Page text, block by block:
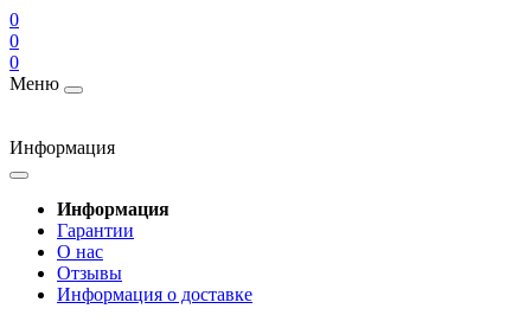
0
0
0
Меню
Информация
Информация
Гарантии
О нас
Отзывы
Информация о доставке